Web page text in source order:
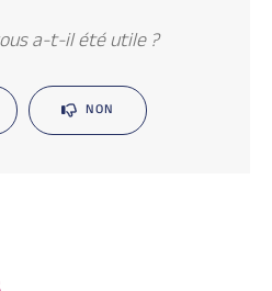
a-t-il été utile ?
NON